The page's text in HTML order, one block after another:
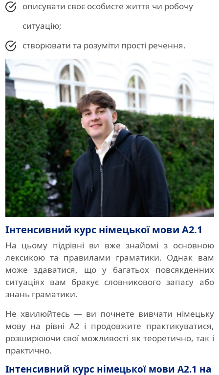
описувати своє особисте життя чи робочу
ситуацію;
створювати та розуміти прості речення.
Інтенсивний курс німецької мови A2.1
На цьому підрівні ви вже знайомі з основною
лексикою та правилами граматики. Однак вам
може здаватися, що у багатьох повсякденних
ситуаціях вам бракує словникового запасу або
знань граматики.
Не хвилюйтесь — ви почнете вивчати німецьку
мову на рівні A2 і продовжите практикуватися,
розширюючи свої можливості як теоретично, так і
практично.
Інтенсивний курс німецької мови A2.1 на